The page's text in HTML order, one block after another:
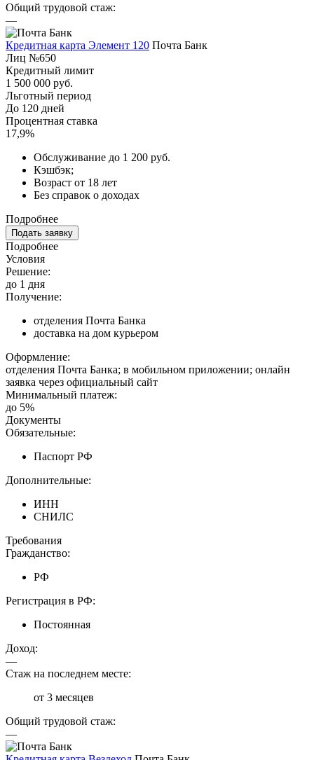
Общий трудовой стаж:
—
Кредитная карта Элемент 120 Почта Банк
Лиц №650
Кредитный лимит
1 500 000 руб.
Льготный период
До 120 дней
Процентная ставка
17,9%
Обслуживание до 1 200 руб.
Кэшбэк;
Возраст от 18 лет
Без справок о доходах
Подробнее
Подать заявку
Подробнее
Условия
Решение:
до 1 дня
Получение:
отделения Почта Банка
доставка на дом курьером
Оформление:
отделения Почта Банка; в мобильном приложении; онлайн
заявка через официальный сайт
Минимальный платеж:
до 5%
Документы
Обязательные:
Паспорт РФ
Дополнительные:
ИНН
СНИЛС
Требования
Гражданство:
РФ
Регистрация в РФ:
Постоянная
Доход:
—
Стаж на последнем месте:
от 3 месяцев
Общий трудовой стаж:
—